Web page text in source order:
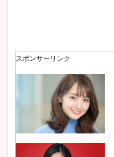
スポンサーリンク